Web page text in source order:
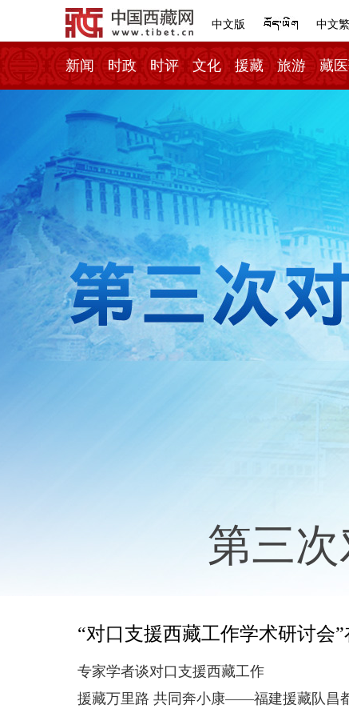
中文版 中文
新闻 时政 时评 文化 援藏 旅游 藏
第三
“对口支援西藏工作学术研讨会
专家学者谈对口支援西藏工作
援藏万里路 共同奔小康——福建援藏队昌